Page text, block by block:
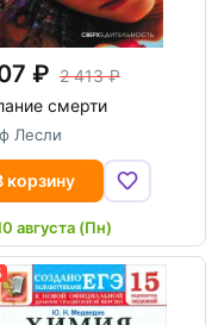
2 413
смерти
Лесли
корзину
августа (Пн)